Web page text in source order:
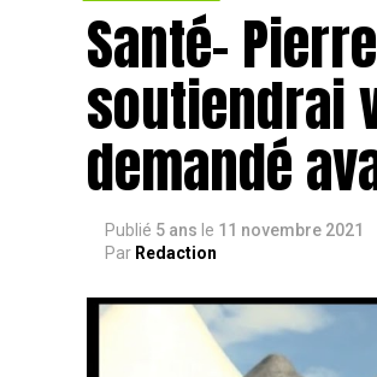
Santé-
soutiendrai
demandé
Publié 5 ans le 11 novembre 2021
Par Redaction